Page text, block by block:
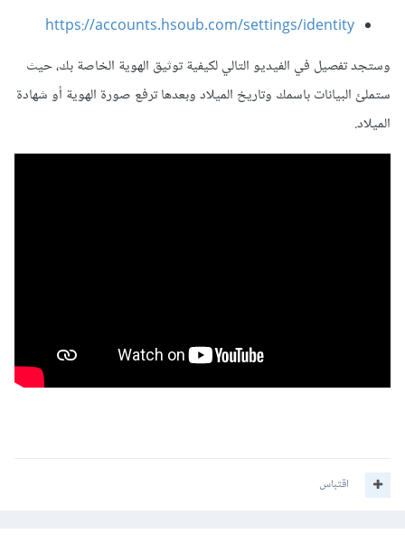
https://accounts.hsoub.com/settings/identity
وستجد تفصيل في الفيديو التالي لكيفية توثيق الهوية الخاصة بك، حيث
ستملئ البيانات باسمك وتاريخ الميلاد وبعدها ترفع صورة الهوية أو شهادة
الميلاد.
اقتباس